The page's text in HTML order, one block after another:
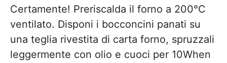
Certamente! Preriscalda il forno a 200°C
ventilato. Disponi i bocconcini panati su
una teglia rivestita di carta forno, spruzzali
leggermente con olio e cuoci per 10When